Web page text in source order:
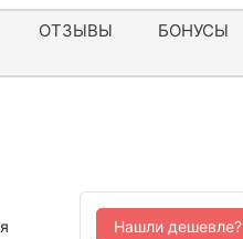
ОТЗЫВЫ БОНУСЫ
Нашли дешевле?